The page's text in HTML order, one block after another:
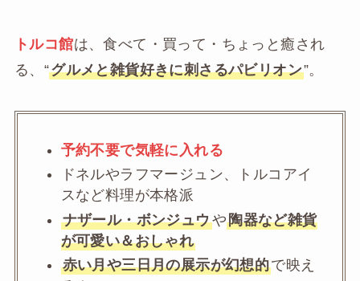
トルコ館は、食べて・買って・ちょっと癒され
る、“グルメと雑貨好きに刺さるパビリオン”。
予約不要で気軽に入れる
ドネルやラフマージュン、トルコアイ
スなど料理が本格派
ナザール・ボンジュウや陶器など雑貨
が可愛い＆おしゃれ
赤い月や三日月の展示が幻想的で映え